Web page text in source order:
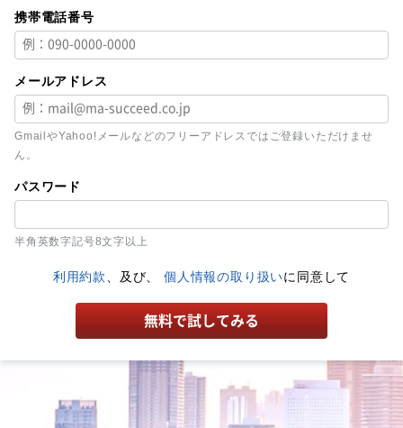
携帯電話番号
メールアドレス
GmailやYahoo!メールなどのフリーアドレスではご登録いただけませ
ん。
パスワード
半角英数字記号8文字以上
利用約款 、及び、 個人情報の取り扱いに同意して
無料で試してみる